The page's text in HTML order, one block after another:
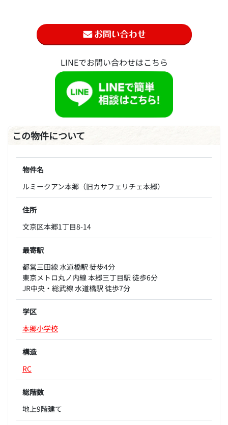
LINEでお問い合わせはこちら
この物件について
物件名
ルミークアン本郷（旧カサフェリチェ本郷）
住所
文京区本郷1丁目8-14
最寄駅
都営三田線 水道橋駅 徒歩4分
東京メトロ丸ノ内線 本郷三丁目駅 徒歩6分
JR中央・総武線 水道橋駅 徒歩7分
学区
本郷小学校
構造
RC
総階数
地上9階建て